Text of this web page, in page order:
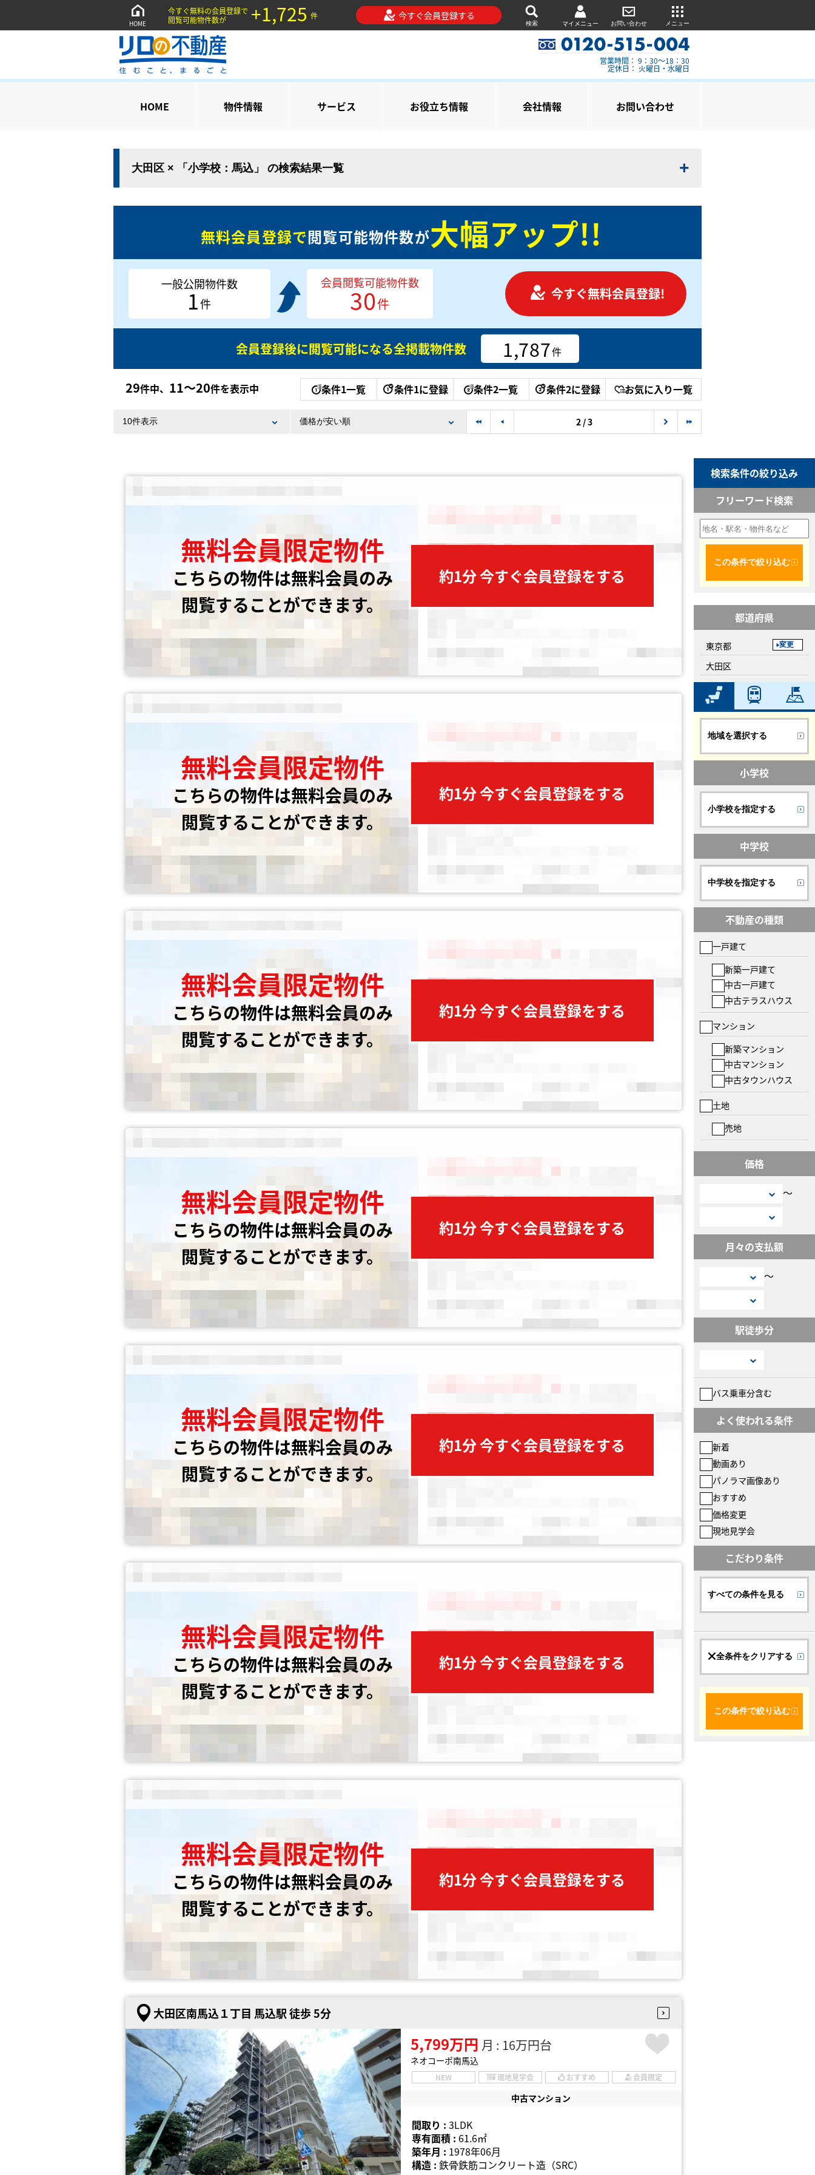
HOME
今すぐ無料の会員登録で
閲覧可能物件数が
+1,725 件 今すぐ会員登録する
検索 マイメニュー お問い合わせ メニュー
営業時間： 9：30～18：30
定休日： 火曜日・水曜日
HOME 物件情報 サービス お役立ち情報 会社情報 お問い合わせ
大田区 × 「小学校：馬込」 の検索結果一覧
無料会員登録で閲覧可能物件数が大幅アップ!!
一般公開物件数
1件
会員閲覧可能物件数
30件
今すぐ無料会員登録!
会員登録後に閲覧可能になる全掲載物件数 1,787件
29件中、 11〜20件を表示中 条件1一覧 条件1に登録 条件2一覧 条件2に登録 お気に入り一覧
2 / 3
無料会員限定物件
こちらの物件は無料会員のみ
閲覧することができます。
約1分 今すぐ会員登録をする
無料会員限定物件
こちらの物件は無料会員のみ
閲覧することができます。
約1分 今すぐ会員登録をする
無料会員限定物件
こちらの物件は無料会員のみ
閲覧することができます。
約1分 今すぐ会員登録をする
無料会員限定物件
こちらの物件は無料会員のみ
閲覧することができます。
約1分 今すぐ会員登録をする
無料会員限定物件
こちらの物件は無料会員のみ
閲覧することができます。
約1分 今すぐ会員登録をする
無料会員限定物件
こちらの物件は無料会員のみ
閲覧することができます。
約1分 今すぐ会員登録をする
無料会員限定物件
こちらの物件は無料会員のみ
閲覧することができます。
約1分 今すぐ会員登録をする
大田区南馬込１丁目 馬込駅 徒歩 5分
5,799万円 月 : 16万円台
ネオコーポ南馬込
NEW 現地見学会 おすすめ 会員限定
中古マンション
間取り : 3LDK
専有面積 : 61.6㎡
築年月 : 1978年06月
構造 : 鉄骨鉄筋コンクリート造（SRC）
検索条件の絞り込み
フリーワード検索
この条件で絞り込む
都道府県
東京都 変更
大田区
地域を選択する
小学校
小学校を指定する
中学校
中学校を指定する
不動産の種類
一戸建て
新築一戸建て
中古一戸建て
中古テラスハウス
マンション
新築マンション
中古マンション
中古タウンハウス
土地
売地
価格
〜
月々の支払額
〜
駅徒歩分
バス乗車分含む
よく使われる条件
新着
動画あり
パノラマ画像あり
おすすめ
価格変更
現地見学会
こだわり条件
すべての条件を見る
全条件をクリアする
この条件で絞り込む